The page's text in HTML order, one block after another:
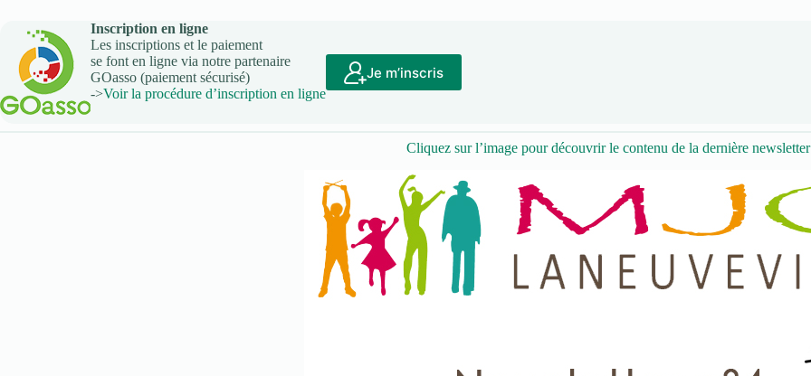
Inscription en ligne
Les inscriptions et le paiement
se font en ligne via notre partenaire
GOasso (paiement sécurisé)
->Voir la procédure d’inscription en ligne
Je m’inscris
Cliquez sur l’image pour découvrir le contenu de la dernière newsletter